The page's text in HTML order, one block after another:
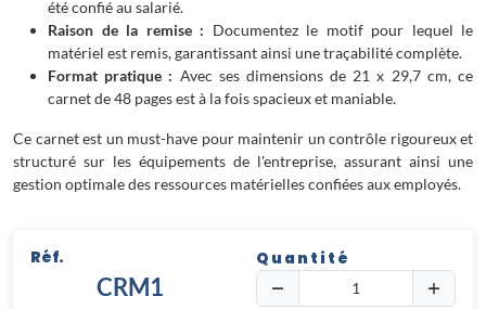
été confié au salarié.
Raison de la remise : Documentez le motif pour lequel le
matériel est remis, garantissant ainsi une traçabilité complète.
Format pratique : Avec ses dimensions de 21 x 29,7 cm, ce
carnet de 48 pages est à la fois spacieux et maniable.
Ce carnet est un must-have pour maintenir un contrôle rigoureux et
structuré sur les équipements de l'entreprise, assurant ainsi une
gestion optimale des ressources matérielles confiées aux employés.
Réf.
CRM1
Quantité